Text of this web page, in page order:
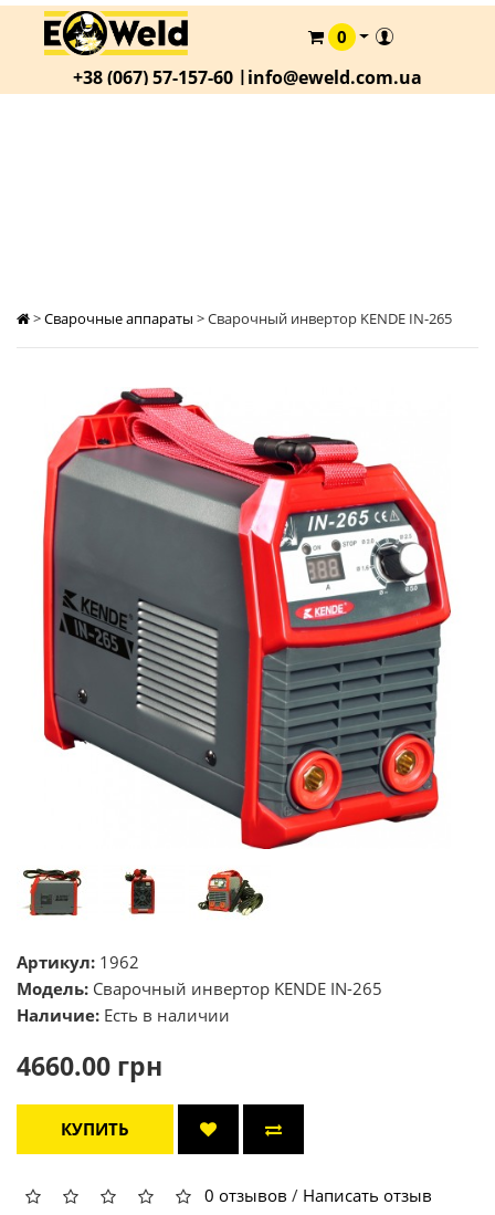
КАТАЛОГ
О
КОНТАКТЫ
0
+38 (067) 57-157-60 |info@eweld.com.ua
>Сварочные аппараты >Сварочный инвертор KENDE IN-265
Артикул: 1962
Модель: Сварочный инвертор KENDE IN-265
Наличие: Есть в наличии
4660.00 грн
КУПИТЬ
0 отзывов / Написать отзыв